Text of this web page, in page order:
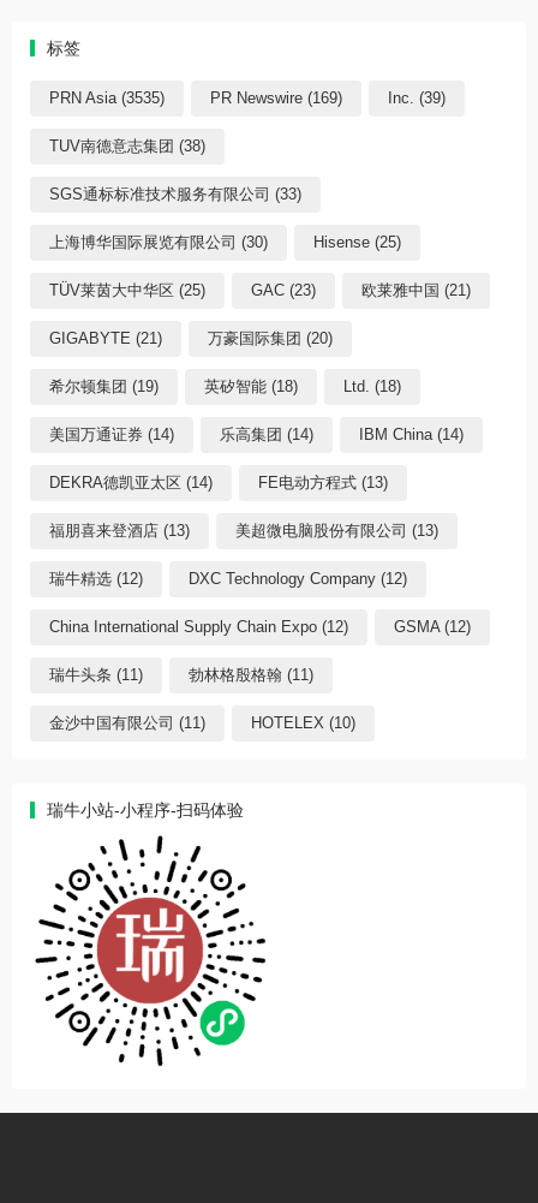
标签
PRN Asia (3535) PR Newswire (169) Inc. (39)
TUV南德意志集团 (38)
SGS通标标准技术服务有限公司 (33)
上海博华国际展览有限公司 (30) Hisense (25)
TÜV莱茵大中华区 (25) GAC (23) 欧莱雅中国 (21)
GIGABYTE (21) 万豪国际集团 (20)
希尔顿集团 (19) 英矽智能 (18) Ltd. (18)
美国万通证券 (14) 乐高集团 (14) IBM China (14)
DEKRA德凯亚太区 (14) FE电动方程式 (13)
福朋喜来登酒店 (13) 美超微电脑股份有限公司 (13)
瑞牛精选 (12) DXC Technology Company (12)
China International Supply Chain Expo (12) GSMA (12)
瑞牛头条 (11) 勃林格殷格翰 (11)
金沙中国有限公司 (11) HOTELEX (10)
瑞牛小站-小程序-扫码体验